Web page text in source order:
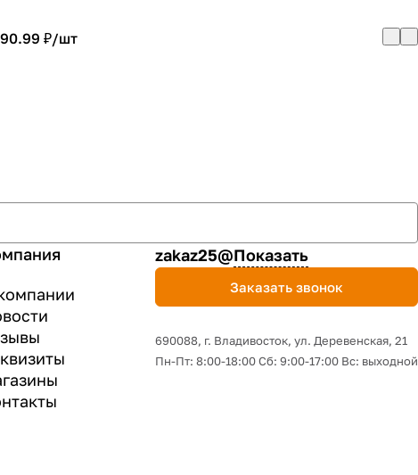
₽/шт
zakaz25@Показать
Заказать звонок
690088, г. Владивосток, yл. Деревенская, 21
Пн-Пт: 8:00-18:00 Сб: 9:00-17:00 Вс: выходной